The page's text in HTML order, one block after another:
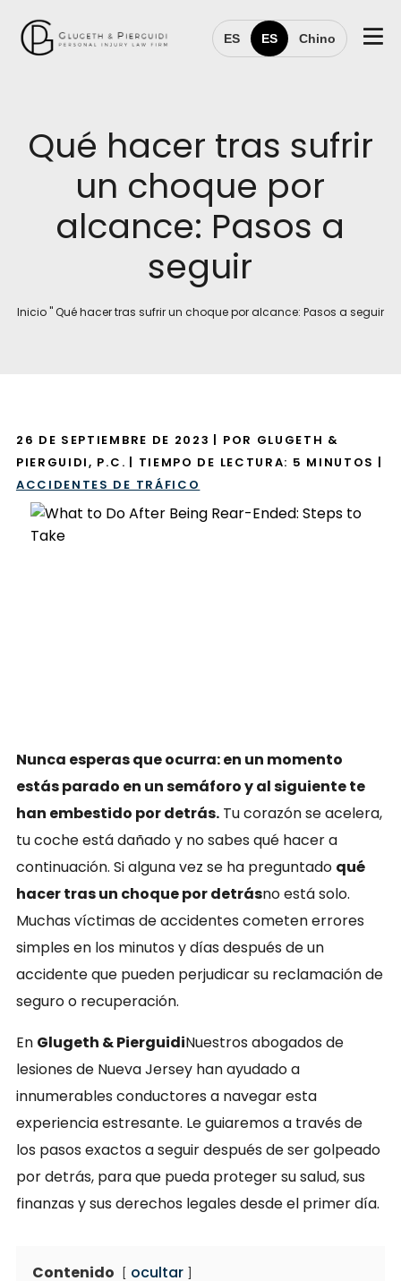
ES ES Chino
Qué hacer tras sufrir
un choque por
alcance: Pasos a
seguir
Inicio"Qué hacer tras sufrir un choque por alcance: Pasos a seguir
26 DE SEPTIEMBRE DE 2023 | POR GLUGETH &
PIERGUIDI, P.C. | TIEMPO DE LECTURA: 5 MINUTOS |
ACCIDENTES DE TRÁFICO
Nunca esperas que ocurra: en un momento
estás parado en un semáforo y al siguiente te
han embestido por detrás.Tu corazón se acelera,
tu coche está dañado y no sabes qué hacer a
continuación. Si alguna vez se ha preguntado qué
hacer tras un choque por detrásno está solo.
Muchas víctimas de accidentes cometen errores
simples en los minutos y días después de un
accidente que pueden perjudicar su reclamación de
seguro o recuperación.
En Glugeth & PierguidiNuestros abogados de
lesiones de Nueva Jersey han ayudado a
innumerables conductores a navegar esta
experiencia estresante. Le guiaremos a través de
los pasos exactos a seguir después de ser golpeado
por detrás, para que pueda proteger su salud, sus
finanzas y sus derechos legales desde el primer día.
Contenido ocultar